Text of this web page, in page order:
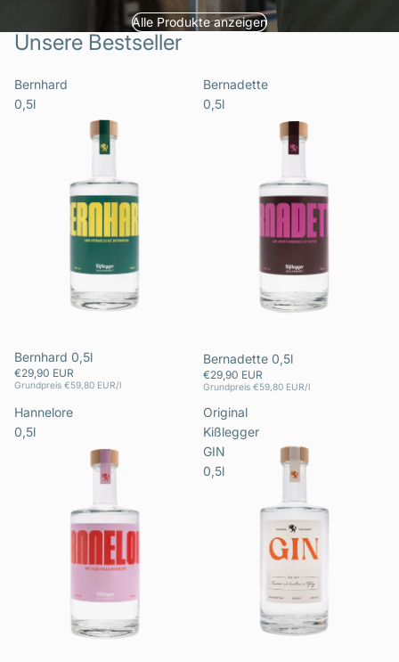
Alle Produkte anzeigen
Unsere Bestseller
Bernhard
0,5l
Bernhard 0,5l
€29,90 EUR
Grundpreis €59,80 EUR/l
Bernadette
0,5l
Bernadette 0,5l
€29,90 EUR
Grundpreis €59,80 EUR/l
Hannelore
0,5l
Original
Kißlegger
GIN
0,5l